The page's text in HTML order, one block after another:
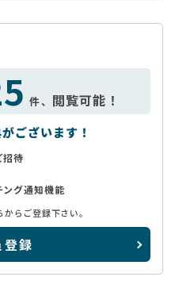
件、 閲覧可能！
ございます！
招待
ング通知機能
らご登録下さい。
録